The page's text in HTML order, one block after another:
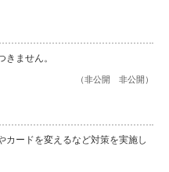
ません。
（非公開 非公開）
カードを変えるなど対策を実施し